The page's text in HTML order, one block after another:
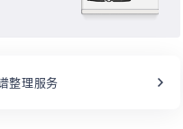
整理服务